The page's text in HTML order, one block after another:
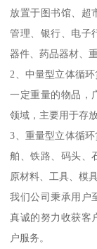
放置于图书馆、超
管理、银行、电子
器件、药品器材、
2、中量型立体循
一定重量的物品，
领域，主要用于存
3、重量型立体循
舶、铁路、码头、
原材料、工具、模
我们公司秉承用户
真诚的努力收获客
户服务。